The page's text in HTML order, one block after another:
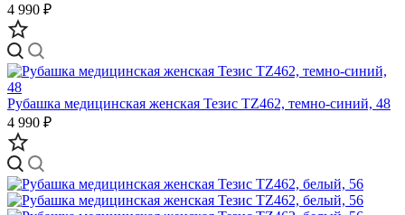
4 990 ₽
Рубашка медицинская женская Тезис TZ462, темно-синий, 48
4 990 ₽